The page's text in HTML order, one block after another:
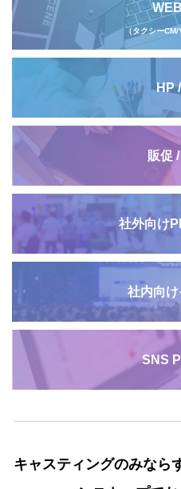
（タクシーCM/
HP
販促
社外向け
社内向け
SNS
キャスティングのみなら